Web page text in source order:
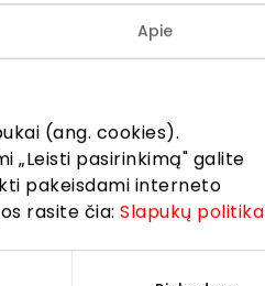
Apie
(ang. cookies).
„Leisti pasirinkimą" galite
pakeisdami interneto
rasite čia:Slapukų politika
informaciją iš